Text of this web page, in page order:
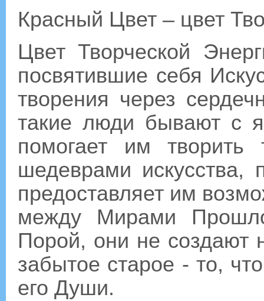
Красный Цвет – цвет
Цвет Творческой
посвятившие себя
творения через
такие люди бывают с
помогает им
шедеврами искусства,
предоставляет им
между Мирами
Порой, они не создают
забытое старое - то,
его Души.